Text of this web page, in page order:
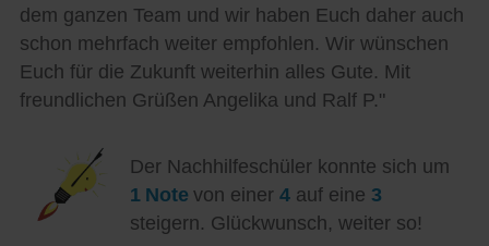
dem ganzen Team und wir haben Euch daher auch
schon mehrfach weiter empfohlen. Wir wünschen
Euch für die Zukunft weiterhin alles Gute. Mit
freundlichen Grüßen Angelika und Ralf P."
Der Nachhilfeschüler konnte sich um
1 Notevon einer4auf eine 3
steigern. Glückwunsch, weiter so!